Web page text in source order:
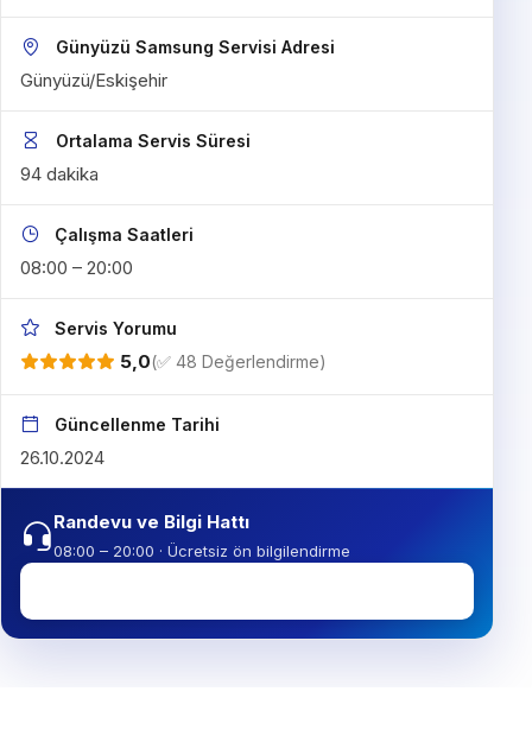
Günyüzü Samsung Servisi Adresi
Günyüzü/Eskişehir
Ortalama Servis Süresi
94 dakika
Çalışma Saatleri
08:00 – 20:00
Servis Yorumu
5,0(✅ 48 Değerlendirme)
Güncellenme Tarihi
26.10.2024
Randevu ve Bilgi Hattı
08:00 – 20:00 · Ücretsiz ön bilgilendirme